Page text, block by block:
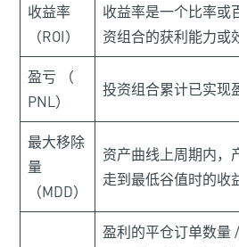
收益率
（ROI）
收益率是一个比率或
资组合的获利能力或
盈亏 （
PNL）
投资组合累计已实现
最大移除
量
（MDD）
资产曲线上周期内，
走到最低谷值时的收
盈利的平仓订单数量